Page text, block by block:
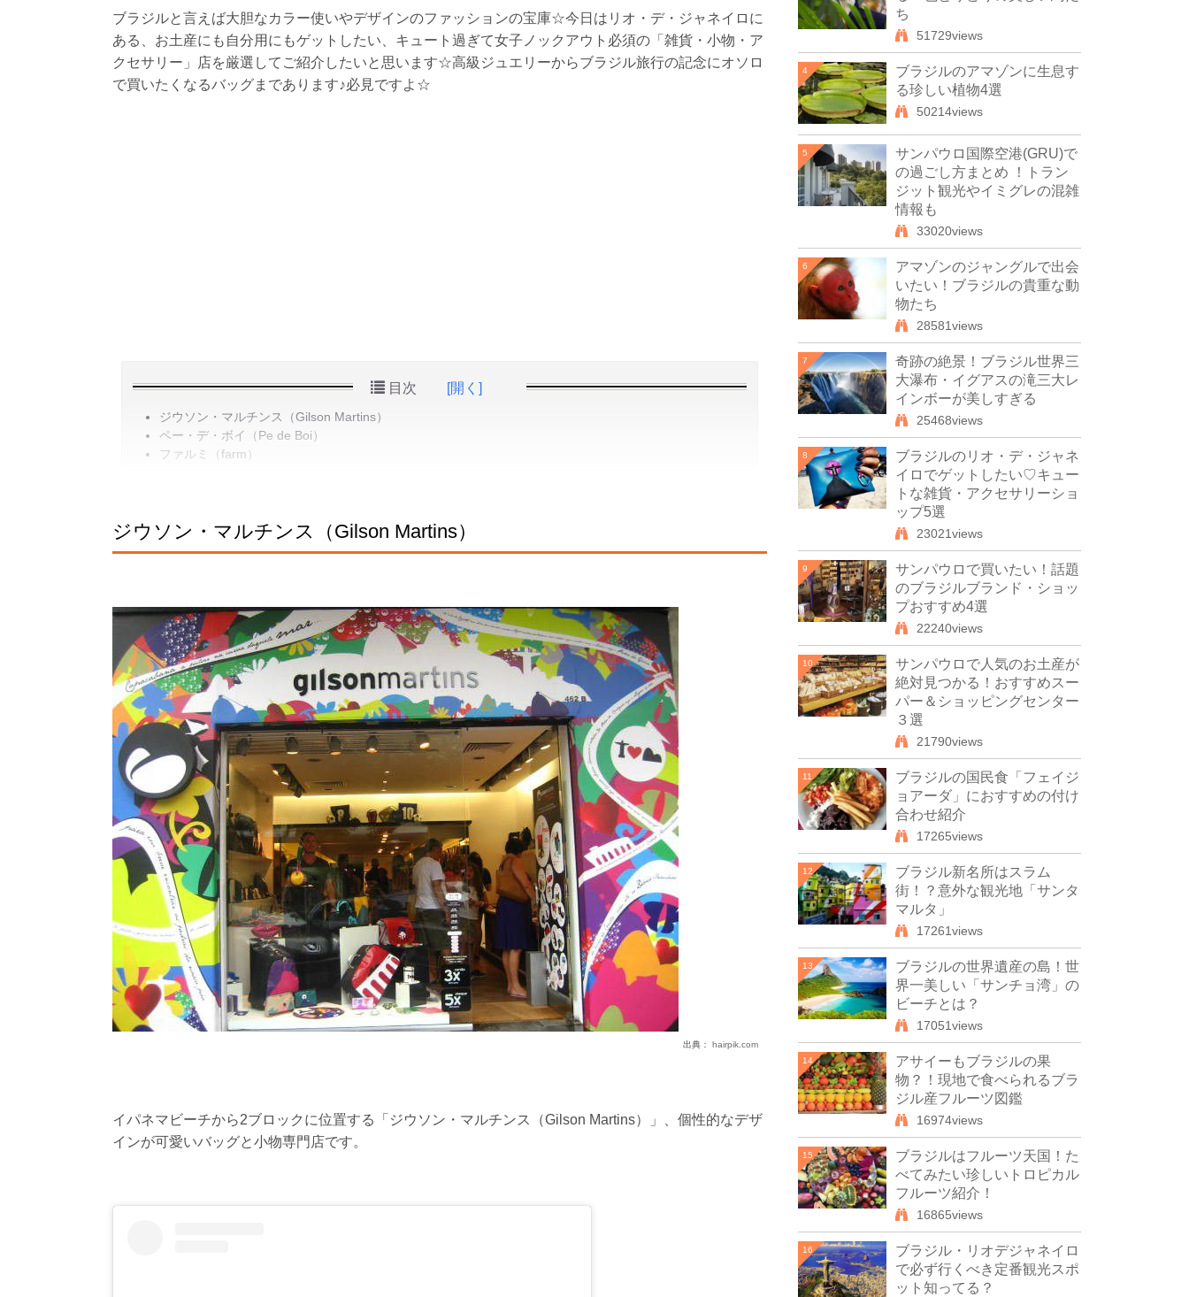
ブラジルと言えば大胆なカラー使いやデザインのファッションの宝庫☆今日はリオ・デ・ジャネイロに
ある、お土産にも自分用にもゲットしたい、キュート過ぎて女子ノックアウト必須の「雑貨・小物・ア
クセサリー」店を厳選してご紹介したいと思います☆高級ジュエリーからブラジル旅行の記念にオソロ
で買いたくなるバッグまであります♪必見ですよ☆
目次 [開く]
ジウソン・マルチンス（Gilson Martins）
ペー・デ・ボイ（Pe de Boi）
ファルミ（farm）
ジウソン・マルチンス（Gilson Martins）
出典： hairpik.com
イパネマビーチから2ブロックに位置する「ジウソン・マルチンス（Gilson Martins）」、個性的なデザ
インが可愛いバッグと小物専門店です。
ち
51729views
4
ブラジルのアマゾンに生息す
る珍しい植物4選
50214views
5
サンパウロ国際空港(GRU)で
の過ごし方まとめ ！トラン
ジット観光やイミグレの混雑
情報も
33020views
6
アマゾンのジャングルで出会
いたい！ブラジルの貴重な動
物たち
28581views
7
奇跡の絶景！ブラジル世界三
大瀑布・イグアスの滝三大レ
インボーが美しすぎる
25468views
8
ブラジルのリオ・デ・ジャネ
イロでゲットしたい♡キュー
トな雑貨・アクセサリーショ
ップ5選
23021views
9
サンパウロで買いたい！話題
のブラジルブランド・ショッ
プおすすめ4選
22240views
10
サンパウロで人気のお土産が
絶対見つかる！おすすめスー
パー＆ショッピングセンター
３選
21790views
11
ブラジルの国民食「フェイジ
ョアーダ」におすすめの付け
合わせ紹介
17265views
12
ブラジル新名所はスラム
街！？意外な観光地「サンタ
マルタ」
17261views
13
ブラジルの世界遺産の島！世
界一美しい「サンチョ湾」の
ビーチとは？
17051views
14
アサイーもブラジルの果
物？！現地で食べられるブラ
ジル産フルーツ図鑑
16974views
15
ブラジルはフルーツ天国！た
べてみたい珍しいトロピカル
フルーツ紹介！
16865views
16
ブラジル・リオデジャネイロ
で必ず行くべき定番観光スポ
ット知ってる？